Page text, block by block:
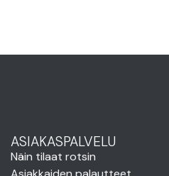
ASIAKASPALVELU
Näin tilaat rotsin